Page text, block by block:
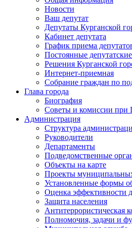
Новости
Ваш депутат
Депутаты Курганской
Кабинет депутата
График приема
Постоянные
Решения Курганской
Интернет-приемная
Собрание граждан по
Глава города
Биография
Советы и комиссии при
Администрация
Структура
Руководители
Департаменты
Подведомственные
Объекты на карте
Проекты
Установленные формы
Оценка эффективности
Защита населения
Антитеррористическая
Полномочия, задачи и